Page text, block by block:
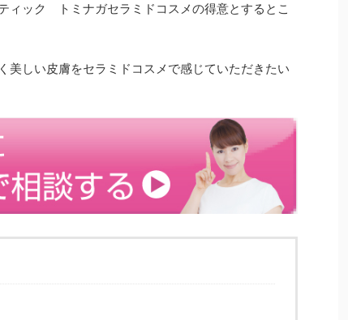
ィック トミナガセラミドコスメの得意とするとこ
美しい皮膚をセラミドコスメで感じていただきたい